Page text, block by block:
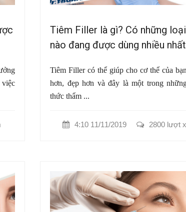
Tiêm Filler là gì? Có những
nào đang được dùng nhiều
Tiêm Filler có thể giúp cho cơ thể của
hơn, đẹp hơn và đây là một trong
thức thẩm ...
4:10 11/11/2019 2800 lượt